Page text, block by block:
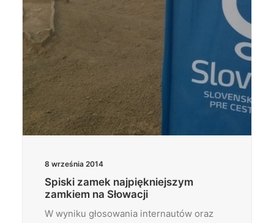
8 września 2014
Spiski zamek najpiękniejszym
zamkiem na Słowacji
W wyniku głosowania internautów oraz